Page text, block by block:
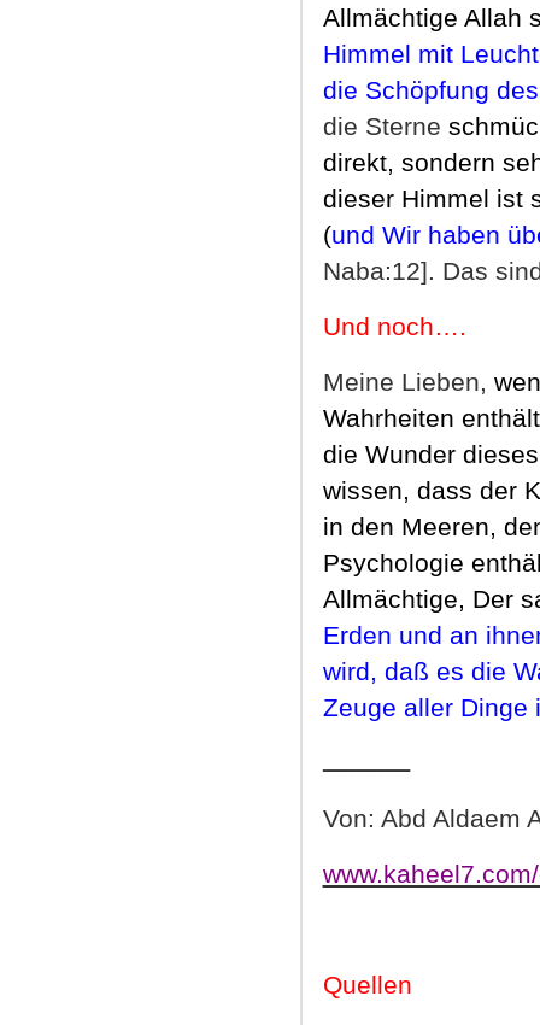
Allmächtige Allah
Himmel mit
die Schöpfung
die Sterne
direkt, sondern
dieser Himmel ist
(und Wir haben
Naba:12]. Das
Und noch….
Meine Lieben,
Wahrheiten
die Wunder
wissen, dass der
in den Meeren,
Psychologie
Allmächtige, Der
Erden und an
wird, daß es die
Zeuge aller Dinge
ــــــــــــ
Von: Abd Aldaem
Quellen